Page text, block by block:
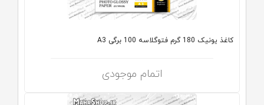
کاغذ یونیک 180 گرم فتوگلاسه 100 برگی A3
اتمام موجودی